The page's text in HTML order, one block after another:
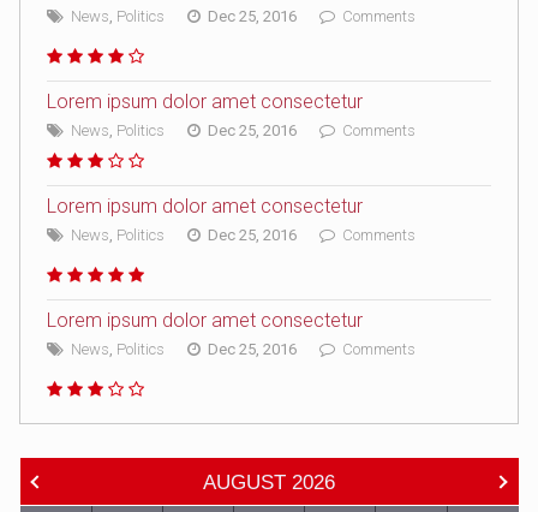
News Politics Dec 25, 2016 Comments
Lorem ipsum dolor amet consectetur
News Politics Dec 25, 2016 Comments
Lorem ipsum dolor amet consectetur
News Politics Dec 25, 2016 Comments
Lorem ipsum dolor amet consectetur
News Politics Dec 25, 2016 Comments
AUGUST 2026